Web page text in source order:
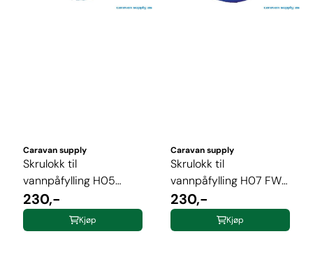
Caravan supply
Skrulokk til
vannpåfylling H05
m/riller hvit
230,-
Kjøp
Caravan supply
Skrulokk til
vannpåfylling H07 FW-
serie blå
230,-
Kjøp